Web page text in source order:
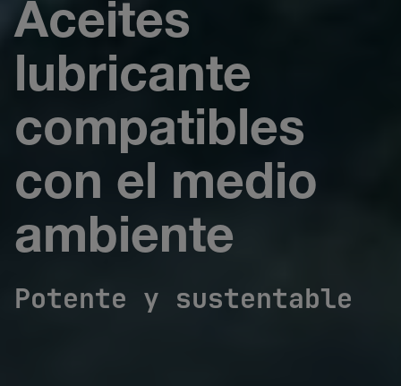
Aceites
lubricante
compatibles
con el medio
ambiente
Potente y sustentable